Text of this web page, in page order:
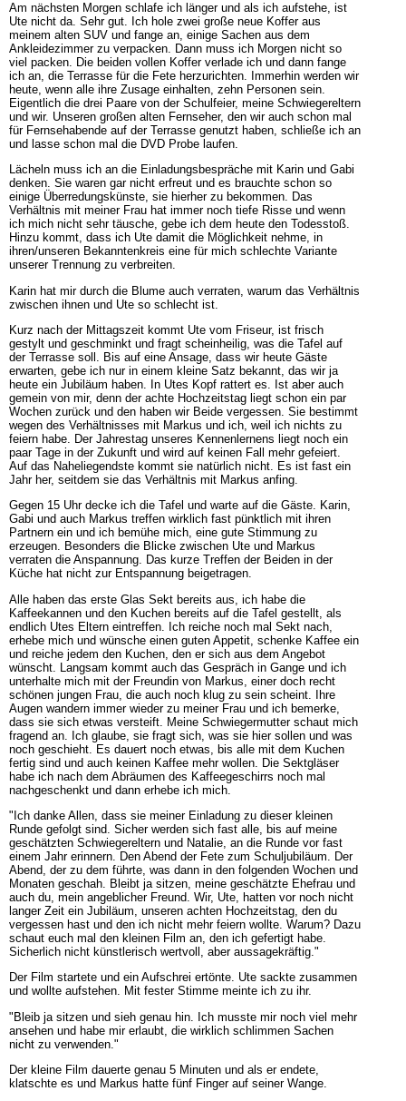
Am nächsten Morgen schlafe ich länger und als ich aufstehe, ist
Ute nicht da. Sehr gut. Ich hole zwei große neue Koffer aus
meinem alten SUV und fange an, einige Sachen aus dem
Ankleidezimmer zu verpacken. Dann muss ich Morgen nicht so
viel packen. Die beiden vollen Koffer verlade ich und dann fange
ich an, die Terrasse für die Fete herzurichten. Immerhin werden wir
heute, wenn alle ihre Zusage einhalten, zehn Personen sein.
Eigentlich die drei Paare von der Schulfeier, meine Schwiegereltern
und wir. Unseren großen alten Fernseher, den wir auch schon mal
für Fernsehabende auf der Terrasse genutzt haben, schließe ich an
und lasse schon mal die DVD Probe laufen.
Lächeln muss ich an die Einladungsbespräche mit Karin und Gabi
denken. Sie waren gar nicht erfreut und es brauchte schon so
einige Überredungskünste, sie hierher zu bekommen. Das
Verhältnis mit meiner Frau hat immer noch tiefe Risse und wenn
ich mich nicht sehr täusche, gebe ich dem heute den Todesstoß.
Hinzu kommt, dass ich Ute damit die Möglichkeit nehme, in
ihren/unseren Bekanntenkreis eine für mich schlechte Variante
unserer Trennung zu verbreiten.
Karin hat mir durch die Blume auch verraten, warum das Verhältnis
zwischen ihnen und Ute so schlecht ist.
Kurz nach der Mittagszeit kommt Ute vom Friseur, ist frisch
gestylt und geschminkt und fragt scheinheilig, was die Tafel auf
der Terrasse soll. Bis auf eine Ansage, dass wir heute Gäste
erwarten, gebe ich nur in einem kleine Satz bekannt, das wir ja
heute ein Jubiläum haben. In Utes Kopf rattert es. Ist aber auch
gemein von mir, denn der achte Hochzeitstag liegt schon ein par
Wochen zurück und den haben wir Beide vergessen. Sie bestimmt
wegen des Verhältnisses mit Markus und ich, weil ich nichts zu
feiern habe. Der Jahrestag unseres Kennenlernens liegt noch ein
paar Tage in der Zukunft und wird auf keinen Fall mehr gefeiert.
Auf das Naheliegendste kommt sie natürlich nicht. Es ist fast ein
Jahr her, seitdem sie das Verhältnis mit Markus anfing.
Gegen 15 Uhr decke ich die Tafel und warte auf die Gäste. Karin,
Gabi und auch Markus treffen wirklich fast pünktlich mit ihren
Partnern ein und ich bemühe mich, eine gute Stimmung zu
erzeugen. Besonders die Blicke zwischen Ute und Markus
verraten die Anspannung. Das kurze Treffen der Beiden in der
Küche hat nicht zur Entspannung beigetragen.
Alle haben das erste Glas Sekt bereits aus, ich habe die
Kaffeekannen und den Kuchen bereits auf die Tafel gestellt, als
endlich Utes Eltern eintreffen. Ich reiche noch mal Sekt nach,
erhebe mich und wünsche einen guten Appetit, schenke Kaffee ein
und reiche jedem den Kuchen, den er sich aus dem Angebot
wünscht. Langsam kommt auch das Gespräch in Gange und ich
unterhalte mich mit der Freundin von Markus, einer doch recht
schönen jungen Frau, die auch noch klug zu sein scheint. Ihre
Augen wandern immer wieder zu meiner Frau und ich bemerke,
dass sie sich etwas versteift. Meine Schwiegermutter schaut mich
fragend an. Ich glaube, sie fragt sich, was sie hier sollen und was
noch geschieht. Es dauert noch etwas, bis alle mit dem Kuchen
fertig sind und auch keinen Kaffee mehr wollen. Die Sektgläser
habe ich nach dem Abräumen des Kaffeegeschirrs noch mal
nachgeschenkt und dann erhebe ich mich.
"Ich danke Allen, dass sie meiner Einladung zu dieser kleinen
Runde gefolgt sind. Sicher werden sich fast alle, bis auf meine
geschätzten Schwiegereltern und Natalie, an die Runde vor fast
einem Jahr erinnern. Den Abend der Fete zum Schuljubiläum. Der
Abend, der zu dem führte, was dann in den folgenden Wochen und
Monaten geschah. Bleibt ja sitzen, meine geschätzte Ehefrau und
auch du, mein angeblicher Freund. Wir, Ute, hatten vor noch nicht
langer Zeit ein Jubiläum, unseren achten Hochzeitstag, den du
vergessen hast und den ich nicht mehr feiern wollte. Warum? Dazu
schaut euch mal den kleinen Film an, den ich gefertigt habe.
Sicherlich nicht künstlerisch wertvoll, aber aussagekräftig."
Der Film startete und ein Aufschrei ertönte. Ute sackte zusammen
und wollte aufstehen. Mit fester Stimme meinte ich zu ihr.
"Bleib ja sitzen und sieh genau hin. Ich musste mir noch viel mehr
ansehen und habe mir erlaubt, die wirklich schlimmen Sachen
nicht zu verwenden."
Der kleine Film dauerte genau 5 Minuten und als er endete,
klatschte es und Markus hatte fünf Finger auf seiner Wange.